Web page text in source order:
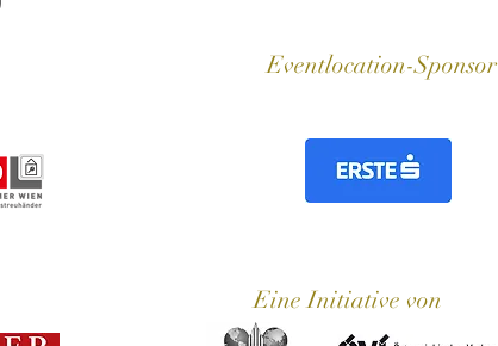
Eventlocation-Sponsor
Eine Initiative von